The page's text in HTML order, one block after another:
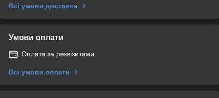
Всі умови доставки
Умови оплати
Оплата за реквізитами
Всі умови оплати